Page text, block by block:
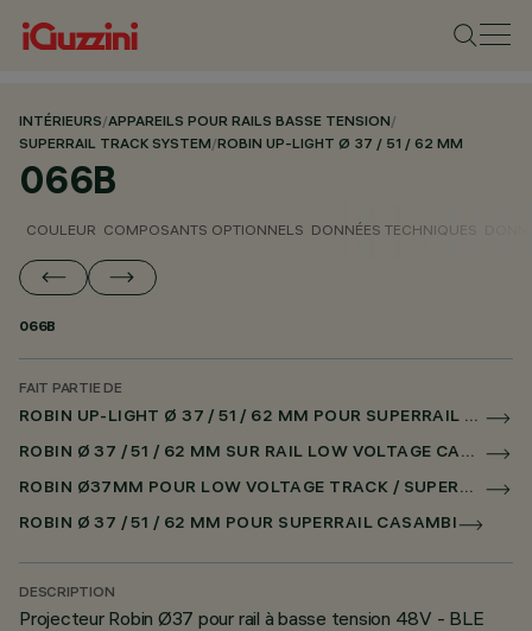
INTÉRIEURS/APPAREILS POUR RAILS BASSE TENSION/
SUPERRAIL TRACK SYSTEM/ROBIN UP-LIGHT Ø 37 / 51 / 62 MM
066B
COULEUR COMPOSANTS OPTIONNELS DONNÉES TECHNIQUES
066B
FAIT PARTIE DE
ROBIN UP-LIGHT Ø 37 / 51 / 62 MM POUR SUPERRAIL CASAMBI
ROBIN Ø 37 / 51 / 62 MM SUR RAIL LOW VOLTAGE CASAMBI
ROBIN Ø37MM POUR LOW VOLTAGE TRACK / SUPERRAIL
ROBIN Ø 37 / 51 / 62 MM POUR SUPERRAIL CASAMBI
DESCRIPTION
Projecteur Robin Ø37 pour rail à basse tension 48V - BLE